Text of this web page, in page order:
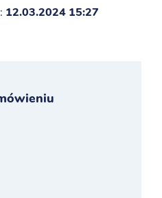
12.03.2024 15:27